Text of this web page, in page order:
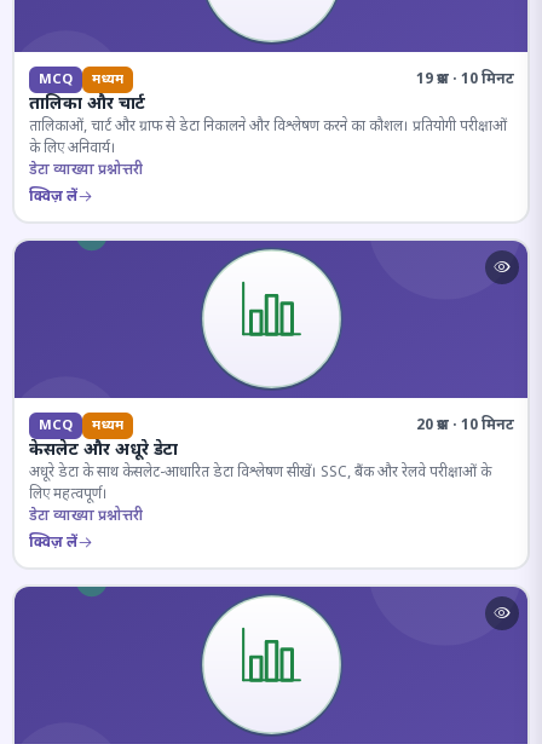
MCQ मध्यम 19 प्रश्न · 10 मिनट
तालिका और चार्ट
तालिकाओं, चार्ट और ग्राफ से डेटा निकालने और विश्लेषण करने का कौशल। प्रतियोगी परीक्षाओं
के लिए अनिवार्य।
डेटा व्याख्या प्रश्नोत्तरी
क्विज़ लें
MCQ मध्यम 20 प्रश्न · 10 मिनट
केसलेट और अधूरे डेटा
अधूरे डेटा के साथ केसलेट-आधारित डेटा विश्लेषण सीखें। SSC, बैंक और रेलवे परीक्षाओं के
लिए महत्वपूर्ण।
डेटा व्याख्या प्रश्नोत्तरी
क्विज़ लें